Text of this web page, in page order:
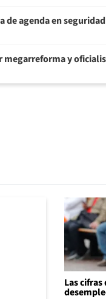
agenda en
megarreforma y
Las